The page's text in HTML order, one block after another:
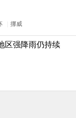
挪威
区强降雨仍持续